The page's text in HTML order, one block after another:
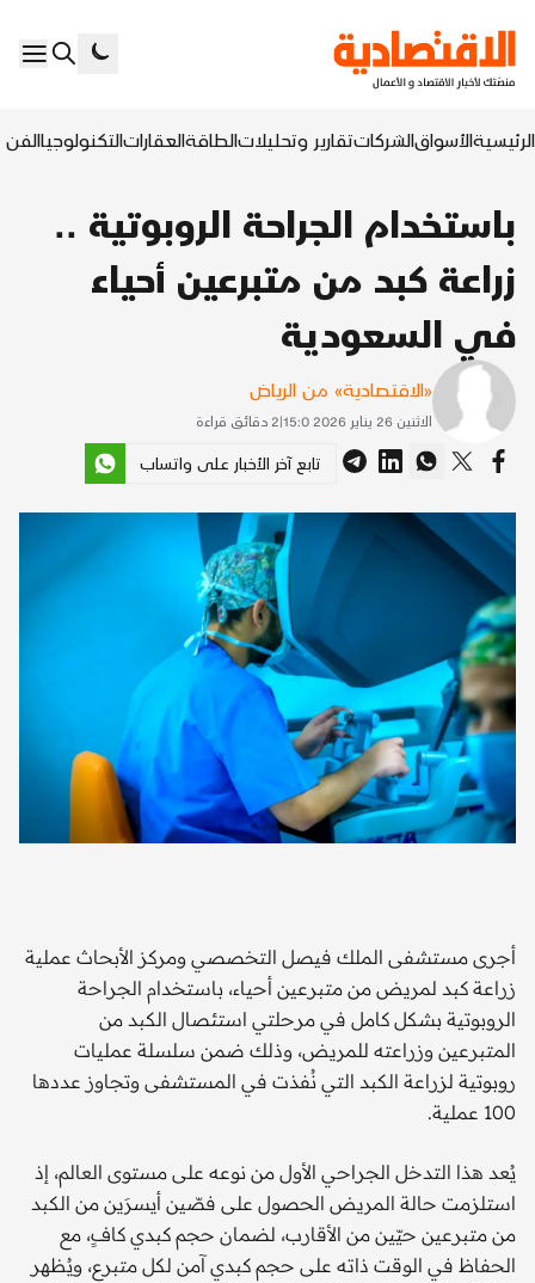
الرئيسيةالأسواقالشركاتتقارير وتحليلاتالطاقةالعقاراتالتكنولوجياالفن
باستخدام الجراحة الروبوتية ..
زراعة كبد من متبرعين أحياء
في السعودية
«الاقتصادية» من الرياض
الاثنين 26 يناير 2026 15:0 |
2 دقائق قراءة
تابع آخر الأخبار على واتساب
أجرى مستشفى الملك فيصل التخصصي ومركز الأبحاث عملية
زراعة كبد لمريض من متبرعين أحياء، باستخدام الجراحة
الروبوتية بشكل كامل في مرحلتي استئصال الكبد من
المتبرعين وزراعته للمريض، وذلك ضمن سلسلة عمليات
روبوتية لزراعة الكبد التي نُفذت في المستشفى وتجاوز عددها
100 عملية.
يُعد هذا التدخل الجراحي الأول من نوعه على مستوى العالم، إذ
استلزمت حالة المريض الحصول على فصّين أيسرَين من الكبد
من متبرعين حيّين من الأقارب، لضمان حجم كبدي كافٍ، مع
الحفاظ في الوقت ذاته على حجم كبدي آمن لكل متبرع، ويُظهر